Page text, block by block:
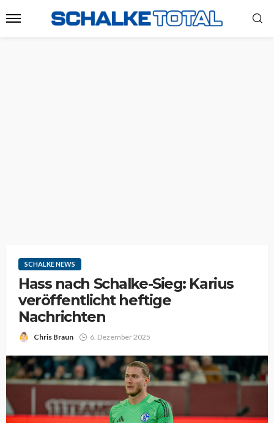
SCHALKE NEWS
Hass nach Schalke-Sieg: Karius
veröffentlicht heftige
Nachrichten
Chris Braun 6. Dezember 2025